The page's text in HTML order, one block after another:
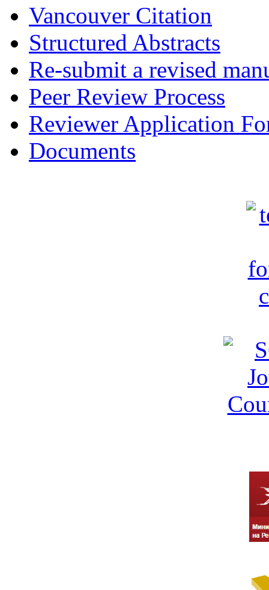
Vancouver Citation
Structured Abstracts
Re-submit a revised
Peer Review Process
Reviewer Application
Documents